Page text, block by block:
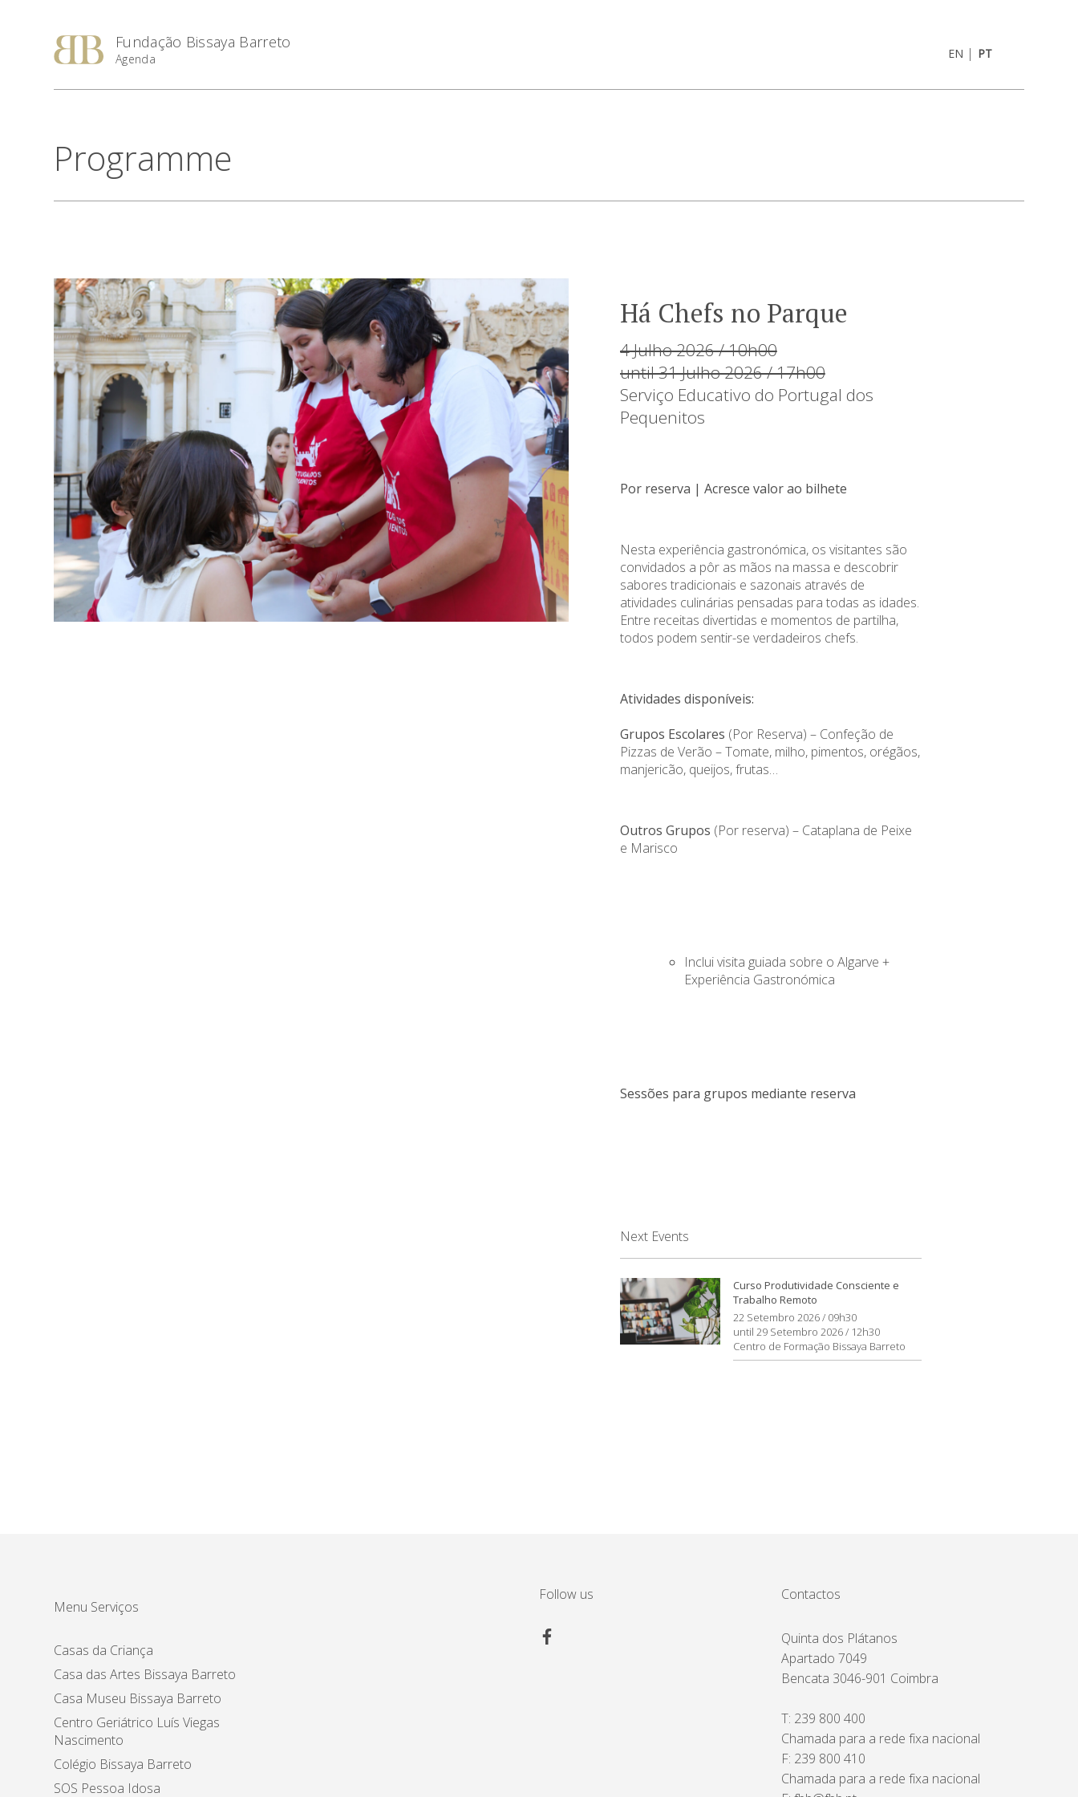
Fundação Bissaya Barreto
Agenda EN | PT
Programme
Há Chefs no Parque
4 Julho 2026 / 10h00
until 31 Julho 2026 / 17h00
Serviço Educativo do Portugal dos
Pequenitos
Por reserva | Acresce valor ao bilhete
Nesta experiência gastronómica, os visitantes são
convidados a pôr as mãos na massa e descobrir
sabores tradicionais e sazonais através de
atividades culinárias pensadas para todas as idades.
Entre receitas divertidas e momentos de partilha,
todos podem sentir-se verdadeiros chefs.
Atividades disponíveis:
Grupos Escolares (Por Reserva) – Confeção de
Pizzas de Verão – Tomate, milho, pimentos, orégãos,
manjericão, queijos, frutas…
Outros Grupos (Por reserva) – Cataplana de Peixe
e Marisco
Inclui visita guiada sobre o Algarve +
Experiência Gastronómica
Sessões para grupos mediante reserva
Next Events
Curso Produtividade Consciente e
Trabalho Remoto
22 Setembro 2026 / 09h30
until 29 Setembro 2026 / 12h30
Centro de Formação Bissaya Barreto
Menu Serviços
Casas da Criança
Casa das Artes Bissaya Barreto
Casa Museu Bissaya Barreto
Centro Geriátrico Luís Viegas
Nascimento
Colégio Bissaya Barreto
SOS Pessoa Idosa
Follow us Contactos
Quinta dos Plátanos
Apartado 7049
Bencata 3046-901 Coimbra
T: 239 800 400
Chamada para a rede fixa nacional
F: 239 800 410
Chamada para a rede fixa nacional